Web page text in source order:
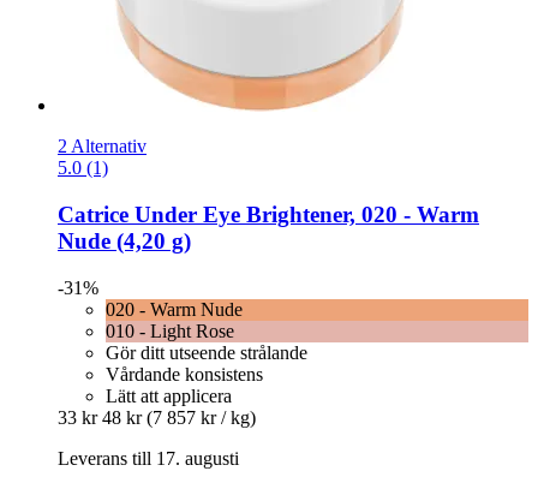
2 Alternativ
5.0 (1)
Catrice Under Eye Brightener, 020 -​ Warm
Nude (4,20 g)
-31%
020 - Warm Nude
010 - Light Rose
Gör ditt utseende strålande
Vårdande konsistens
Lätt att applicera
33 kr 48 kr (7 857 kr / kg)
Leverans till 17. augusti